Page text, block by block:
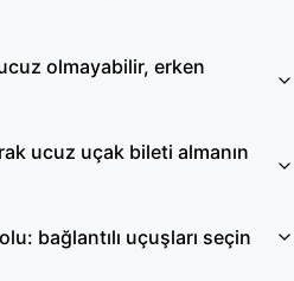
olmayabilir, erken
ucuz uçak bileti almanın
bağlantılı uçuşları seçin